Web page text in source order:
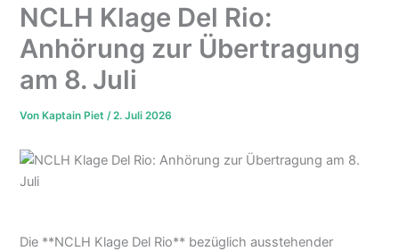
NCLH Klage Del Rio:
Anhörung zur Übertragung
am 8. Juli
Von Kaptain Piet/2. Juli 2026
Die **NCLH Klage Del Rio** bezüglich ausstehender